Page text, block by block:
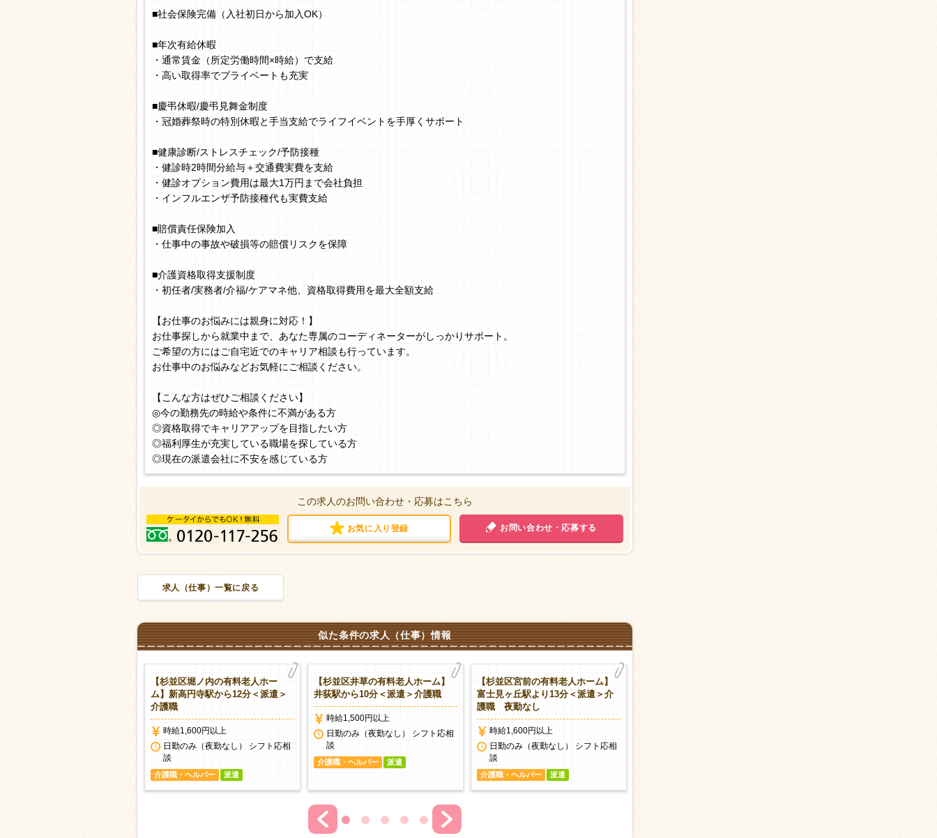
■社会保険完備（入社初日から加入OK）
■年次有給休暇
・通常賃金（所定労働時間×時給）で支給
・高い取得率でプライベートも充実
■慶弔休暇/慶弔見舞金制度
・冠婚葬祭時の特別休暇と手当支給でライフイベントを手厚くサポート
■健康診断/ストレスチェック/予防接種
・健診時2時間分給与＋交通費実費を支給
・健診オプション費用は最大1万円まで会社負担
・インフルエンザ予防接種代も実費支給
■賠償責任保険加入
・仕事中の事故や破損等の賠償リスクを保障
■介護資格取得支援制度
・初任者/実務者/介福/ケアマネ他、資格取得費用を最大全額支給
【お仕事のお悩みには親身に対応！】
お仕事探しから就業中まで、あなた専属のコーディネーターがしっかりサポート。
ご希望の方にはご自宅近でのキャリア相談も行っています。
お仕事中のお悩みなどお気軽にご相談ください。
【こんな方はぜひご相談ください】
◎今の勤務先の時給や条件に不満がある方
◎資格取得でキャリアアップを目指したい方
◎福利厚生が充実している職場を探している方
◎現在の派遣会社に不安を感じている方
この求人のお問い合わせ・応募はこちら
お気に入り登録 お問い合わせ・応募する
求人（仕事）一覧に戻る
似た条件の求人（仕事）情報
【杉並区堀ノ内の有料老人ホー
ム】新高円寺駅から12分＜派遣＞
介護職
時給1,600円以上
日勤のみ（夜勤なし） シフト応相
談
介護職・ヘルパー 派遣
【杉並区井草の有料老人ホーム】
井荻駅から10分＜派遣＞介護職
時給1,500円以上
日勤のみ（夜勤なし） シフト応相
談
介護職・ヘルパー 派遣
【杉並区宮前の有料老人ホーム】
富士見ヶ丘駅より13分＜派遣＞介
護職 夜勤なし
時給1,600円以上
日勤のみ（夜勤なし） シフト応相
談
介護職・ヘルパー 派遣